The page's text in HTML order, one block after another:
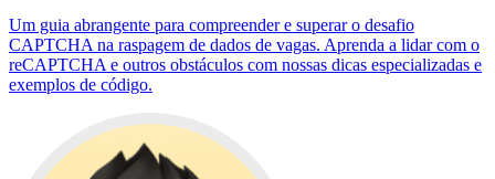
Um guia abrangente para compreender e superar o desafio
CAPTCHA na raspagem de dados de vagas. Aprenda a lidar com o
reCAPTCHA e outros obstáculos com nossas dicas especializadas e
exemplos de código.